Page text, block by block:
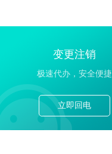
变更注销
极速代办，安全便捷
立即回电